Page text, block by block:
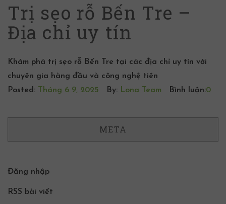
Trị sẹo rỗ Bến Tre –
Địa chỉ uy tín
Khám phá trị sẹo rỗ Bến Tre tại các địa chỉ uy tín với
chuyên gia hàng đầu và công nghệ tiên
Posted:
Tháng 6 9, 2025 By: Lona Team Bình luận:0
META
Đăng nhập
RSS bài viết